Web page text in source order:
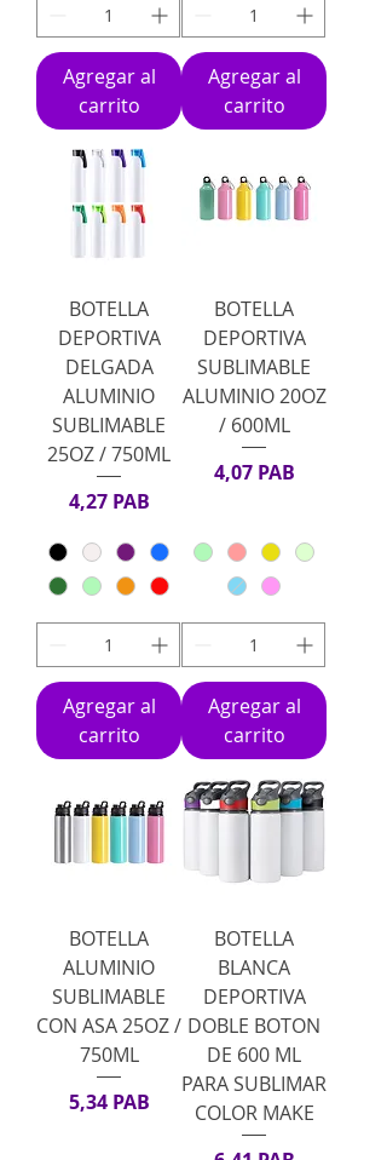
Agregar al
carrito
Agregar al
carrito
BOTELLA
DEPORTIVA
DELGADA
ALUMINIO
SUBLIMABLE
25OZ / 750ML
Precio
4,27 PAB
Agregar al
carrito
BOTELLA
DEPORTIVA
SUBLIMABLE
ALUMINIO 20OZ
/ 600ML
Precio
4,07 PAB
Agregar al
carrito
BOTELLA
ALUMINIO
SUBLIMABLE
CON ASA 25OZ /
750ML
Precio
5,34 PAB
BOTELLA
BLANCA
DEPORTIVA
DOBLE BOTON
DE 600 ML
PARA SUBLIMAR
COLOR MAKE